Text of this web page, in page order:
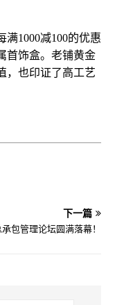
满1000减100的优惠
首饰盒。老铺黄金
，也印证了高工艺
下一篇
包管理论坛圆满落幕！